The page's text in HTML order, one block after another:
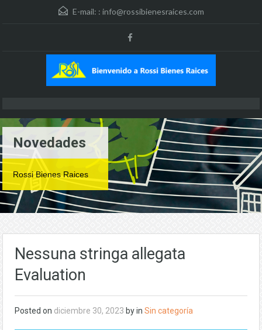
E-mail: : info@rossibienesraices.com
Novedades
Rossi Bienes Raices
Nessuna stringa allegata
Evaluation
Posted on diciembre 30, 2023 by in Sin categoría